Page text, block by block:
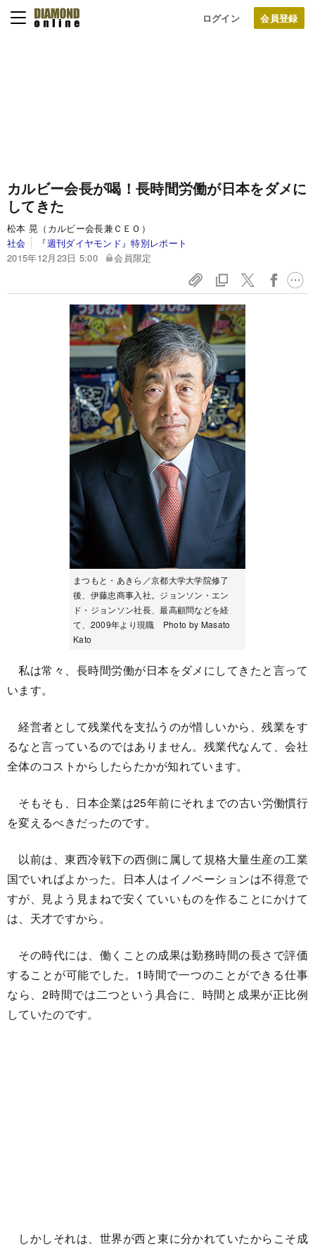
ログイン
カルビー会長が喝！長時間労働が日本をダメに
してきた
松本 晃（カルビー会長兼ＣＥＯ）
社会
『週刊ダイヤモンド』特別レポート
2015年12月23日 5:00
会員限定
まつもと・あきら／京都大学大学院修了
後、伊藤忠商事入社。ジョンソン・エン
ド・ジョンソン社長、最高顧問などを経
て、2009年より現職 Photo by Masato
Kato
私は常々、長時間労働が日本をダメにしてきたと言って
います。
経営者として残業代を支払うのが惜しいから、残業をす
るなと言っているのではありません。残業代なんて、会社
全体のコストからしたらたかが知れています。
そもそも、日本企業は25年前にそれまでの古い労働慣行
を変えるべきだったのです。
以前は、東西冷戦下の西側に属して規格大量生産の工業
国でいればよかった。日本人はイノベーションは不得意で
すが、見よう見まねで安くていいものを作ることにかけて
は、天才ですから。
その時代には、働くことの成果は勤務時間の長さで評価
することが可能でした。1時間で一つのことができる仕事
なら、2時間では二つという具合に、時間と成果が正比例
していたのです。
しかしそれは、世界が西と東に分かれていたからこそ成